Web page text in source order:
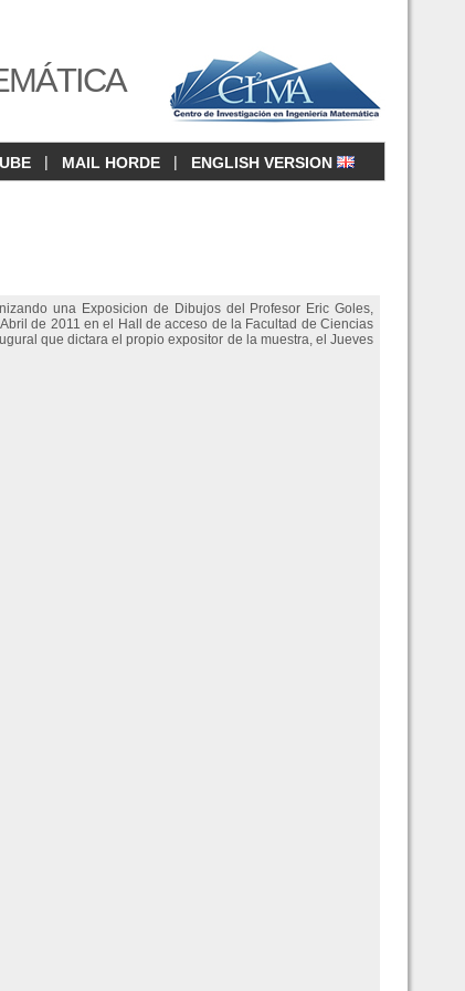
| MAIL HORDE | ENGLISH VERSION
una Exposicion de Dibujos del Profesor Eric Goles,
de 2011 en el Hall de acceso de la Facultad de Ciencias
que dictara el propio expositor de la muestra, el Jueves